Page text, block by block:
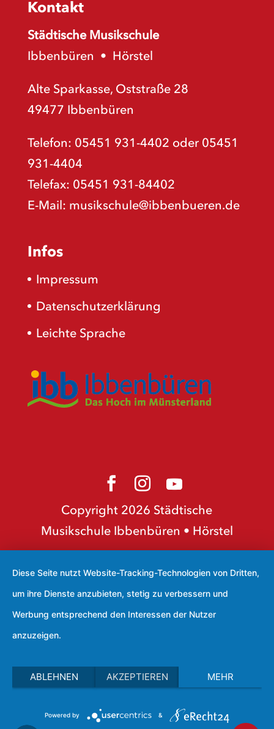
Kontakt
Städtische Musikschule
Ibbenbüren • Hörstel
Alte Sparkasse, Oststraße 28
49477 Ibbenbüren
Telefon: 05451 931-4402 oder 05451
931-4404
Telefax: 05451 931-84402
E-Mail: musikschule@ibbenbueren.de
Infos
Impressum
Datenschutzerklärung
Leichte Sprache
Copyright 2026 Städtische
Musikschule Ibbenbüren • Hörstel
Diese Seite nutzt Website-Tracking-Technologien von Dritten,
um ihre Dienste anzubieten, stetig zu verbessern und
Werbung entsprechend den Interessen der Nutzer
anzuzeigen.
ABLEHNEN AKZEPTIEREN MEHR
Powered by &